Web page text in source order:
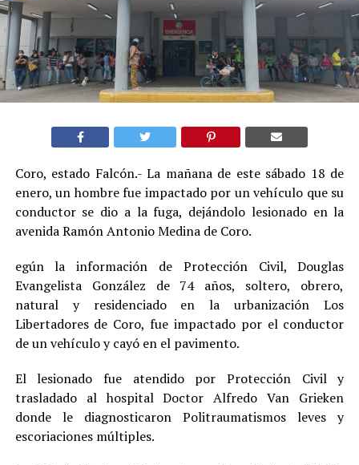
Coro, estado Falcón.- La mañana de este sábado 18 de
enero, un hombre fue impactado por un vehículo que su
conductor se dio a la fuga, dejándolo lesionado en la
avenida Ramón Antonio Medina de Coro.
egún la información de Protección Civil, Douglas
Evangelista González de 74 años, soltero, obrero,
natural y residenciado en la urbanización Los
Libertadores de Coro, fue impactado por el conductor
de un vehículo y cayó en el pavimento.
El lesionado fue atendido por Protección Civil y
trasladado al hospital Doctor Alfredo Van Grieken
donde le diagnosticaron Politraumatismos leves y
escoriaciones múltiples.